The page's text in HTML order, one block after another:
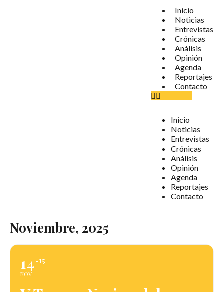
Inicio
Noticias
Entrevistas
Crónicas
Análisis
Opinión
Agenda
Reportajes
Contacto
Inicio
Noticias
Entrevistas
Crónicas
Análisis
Opinión
Agenda
Reportajes
Contacto
Noviembre, 2025
14
NOV
15